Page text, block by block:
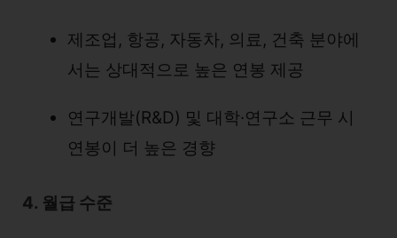
제조업, 항공, 자동차, 의료, 건축 분야에
서는 상대적으로 높은 연봉 제공
연구개발(R&D) 및 대학·연구소 근무 시
연봉이 더 높은 경향
4. 월급 수준